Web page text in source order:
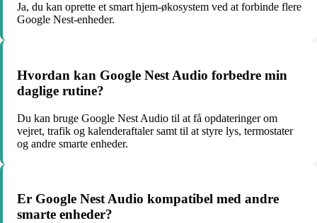
Ja, du kan oprette et smart hjem-økosystem ved at forbinde flere
Google Nest-enheder.
Hvordan kan Google Nest Audio forbedre min
daglige rutine?
Du kan bruge Google Nest Audio til at få opdateringer om
vejret, trafik og kalenderaftaler samt til at styre lys, termostater
og andre smarte enheder.
Er Google Nest Audio kompatibel med andre
smarte enheder?